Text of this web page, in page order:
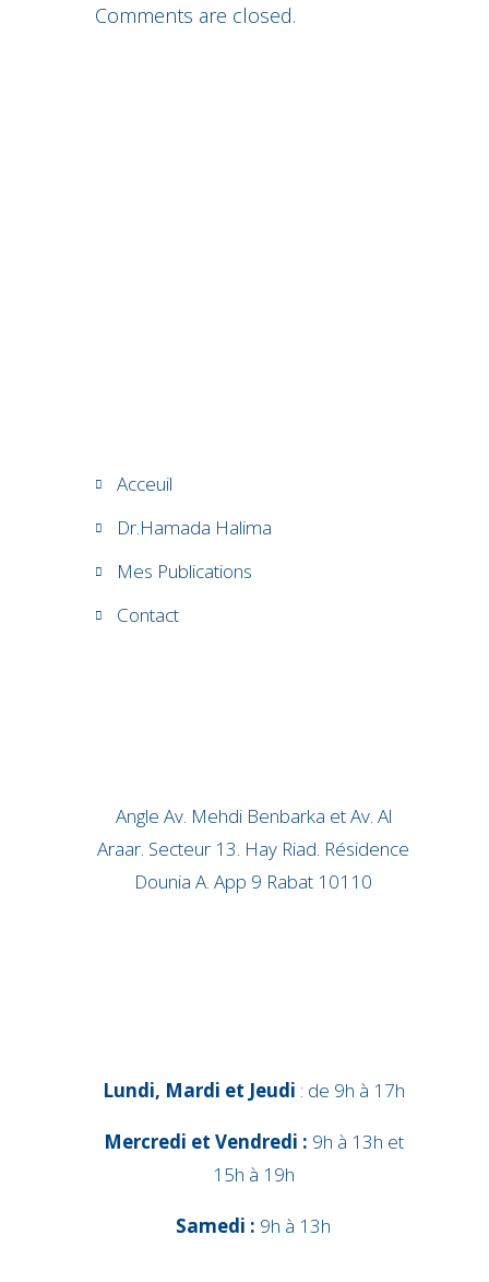
Comments are closed.
Acceuil
Dr.Hamada Halima
Mes Publications
Contact
Angle Av. Mehdi Benbarka et Av. Al
Araar. Secteur 13. Hay Riad. Résidence
Dounia A. App 9 Rabat 10110
Lundi, Mardi et Jeudi : de 9h à 17h
Mercredi et Vendredi : 9h à 13h et
15h à 19h
Samedi : 9h à 13h